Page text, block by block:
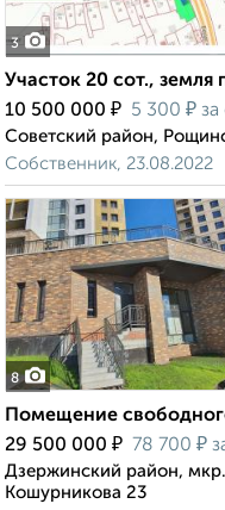
3
Участок 20 сот., земля
10 500 000 ₽ 5 300 ₽ за
Советский район,
Собственник, 23.08.2022
8
Помещение
29 500 000 ₽ 78 700 ₽
Дзержинский район,
Кошурникова 23